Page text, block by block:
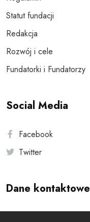
Statut fundacji
Redakcja
Rozwój i cele
Fundatorki i Fundatorzy
Social Media
Facebook
Twitter
Dane kontaktowe